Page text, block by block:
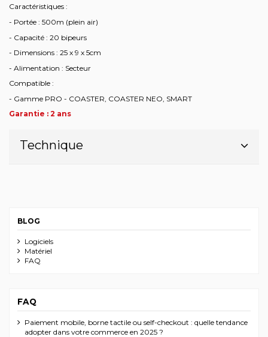
Caractéristiques :
- Portée : 500m (plein air)
- Capacité : 20 bipeurs
- Dimensions : 25 x 9 x 5cm
- Alimentation : Secteur
Compatible :
- Gamme PRO - COASTER, COASTER NEO, SMART
Garantie : 2 ans
Technique
BLOG
Logiciels
Matériel
FAQ
FAQ
Paiement mobile, borne tactile ou self-checkout : quelle tendance
adopter dans votre commerce en 2025 ?